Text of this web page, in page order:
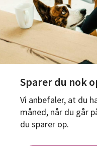
Sparer du nok
Vi anbefaler, at du
måned, når du går
du sparer op.